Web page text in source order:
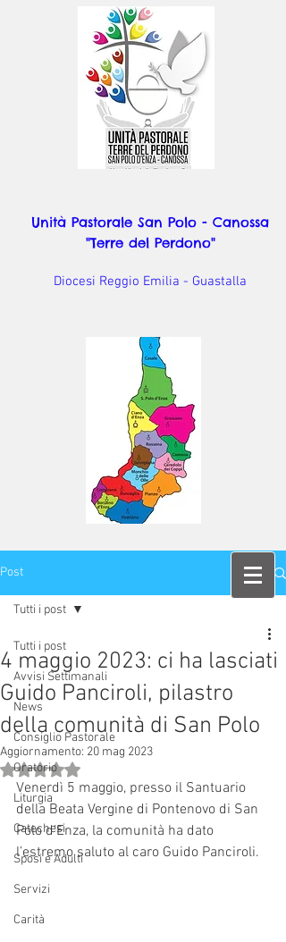
Unità Pastorale San Polo - Canossa
"Terre del Perdono"
Diocesi Reggio Emilia - Guastalla
Post
Tutti i post
Avvisi Settimanali
News
Consiglio Pastorale
Oratorio
Liturgia
Catechesi
Sposi e Adulti
Servizi
Carità
Tutti i post
4 maggio 2023: ci ha lasciati
Guido Panciroli, pilastro
della comunità di San Polo
Aggiornamento: 20 mag 2023
Valutazione NaN stelle su 5.
Venerdì 5 maggio, presso il Santuario
della Beata Vergine di Pontenovo di San
Polo d’Enza, la comunità ha dato
l’estremo saluto al caro Guido Panciroli.